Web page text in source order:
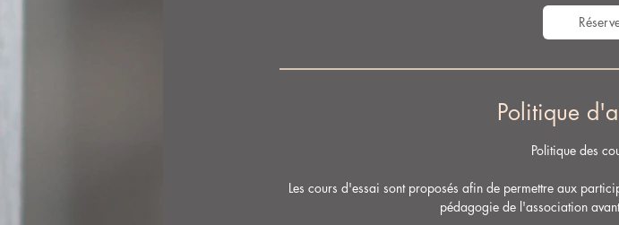
Politique
Politique des
Les cours d'essai sont proposés afin de permettre aux
pédagogie de l'association